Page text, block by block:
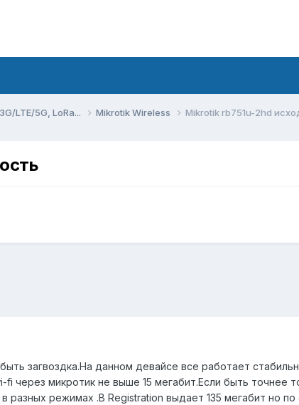
LTE/5G, LoRa... Mikrotik Wireless Mikrotik rb751u-2hd
загвоздка.На данном девайсе все работает
через микротик не выше 15 мегабит.Если быть точнее
разных режимах .В Registration выдает 135 мегабит но по